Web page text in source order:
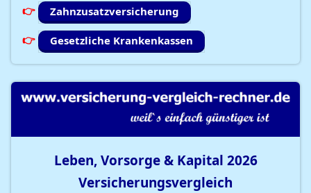
Zahnzusatzversicherung
Gesetzliche Krankenkassen
Leben, Vorsorge & Kapital 2026
Versicherungsvergleich